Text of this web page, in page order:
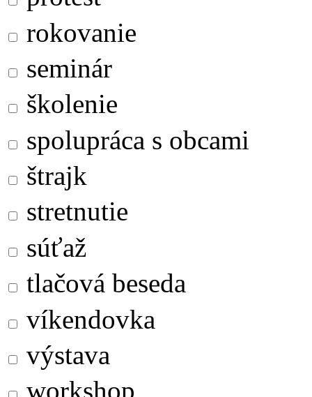
rokovanie
seminár
školenie
spolupráca s obcami
štrajk
stretnutie
súťaž
tlačová beseda
víkendovka
výstava
workshop